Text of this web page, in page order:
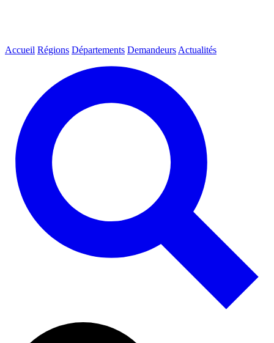
Accueil Régions Départements Demandeurs Actualités